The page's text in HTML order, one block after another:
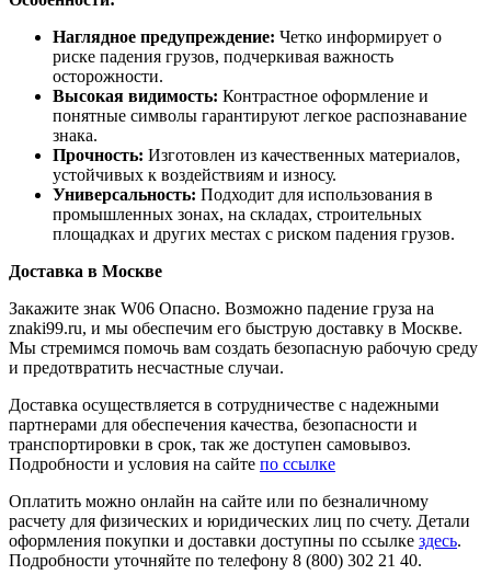
Наглядное предупреждение: Четко информирует о
риске падения грузов, подчеркивая важность
осторожности.
Высокая видимость: Контрастное оформление и
понятные символы гарантируют легкое распознавание
знака.
Прочность: Изготовлен из качественных материалов,
устойчивых к воздействиям и износу.
Универсальность: Подходит для использования в
промышленных зонах, на складах, строительных
площадках и других местах с риском падения грузов.
Доставка в Москве
Закажите знак W06 Опасно. Возможно падение груза на
znaki99.ru, и мы обеспечим его быструю доставку в Москве.
Мы стремимся помочь вам создать безопасную рабочую среду
и предотвратить несчастные случаи.
Доставка осуществляется в сотрудничестве с надежными
партнерами для обеспечения качества, безопасности и
транспортировки в срок, так же доступен самовывоз.
Подробности и условия на сайте по ссылке
Оплатить можно онлайн на сайте или по безналичному
расчету для физических и юридических лиц по счету. Детали
оформления покупки и доставки доступны по ссылке здесь.
Подробности уточняйте по телефону 8 (800) 302 21 40.